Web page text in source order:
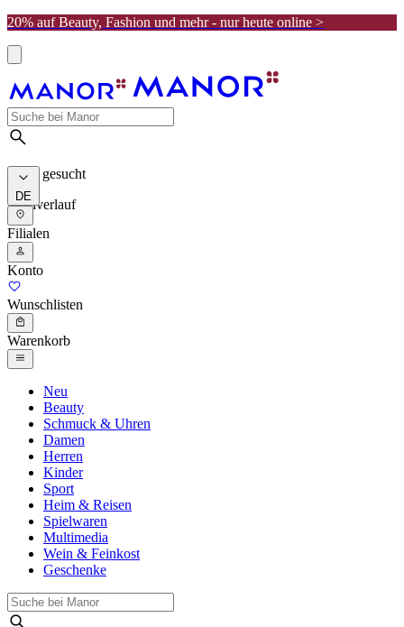
20% auf Beauty, Fashion und mehr - nur heute online >
Meist gesucht
Suchverlauf
DE
Filialen
Konto
Wunschlisten
Warenkorb
Neu
Beauty
Schmuck & Uhren
Damen
Herren
Kinder
Sport
Heim & Reisen
Spielwaren
Multimedia
Wein & Feinkost
Geschenke